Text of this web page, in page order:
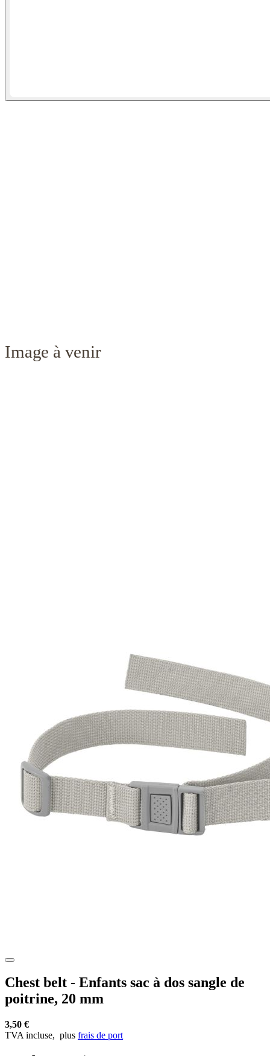
Chest belt - Enfants sac à dos sangle de
poitrine, 20 mm
3,50 €
TVA incluse, plus frais de port